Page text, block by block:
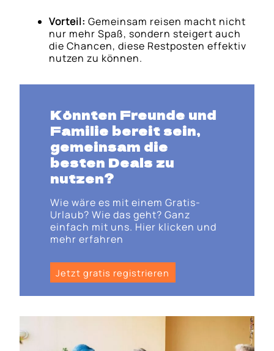
Vorteil: Gemeinsam reisen macht nicht
nur mehr Spaß, sondern steigert auch
die Chancen, diese Restposten effektiv
nutzen zu können.
Könnten Freunde und
Familie bereit sein,
gemeinsam die
besten Deals zu
nutzen?
Wie wäre es mit einem Gratis-
Urlaub? Wie das geht? Ganz
einfach mit uns. Hier klicken und
mehr erfahren
Jetzt gratis registrieren